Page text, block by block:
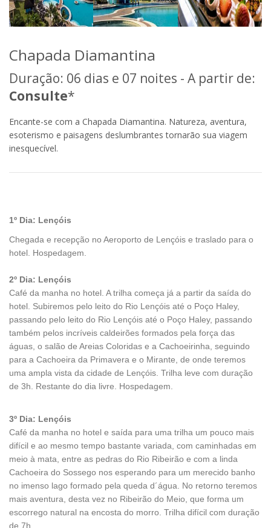
Chapada Diamantina
Duração: 06 dias e 07 noites - A partir de:
Consulte*
Encante-se com a Chapada Diamantina. Natureza, aventura,
esoterismo e paisagens deslumbrantes tornarão sua viagem
inesquecível.
1º Dia: Lençóis
Chegada e recepção no Aeroporto de Lençóis e traslado para o
hotel. Hospedagem.
2º Dia: Lençóis
Café da manha no hotel. A trilha começa já a partir da saída do
hotel. Subiremos pelo leito do Rio Lençóis até o Poço Haley,
passando pelo leito do Rio Lençóis até o Poço Haley, passando
também pelos incríveis caldeirões formados pela força das
águas, o salão de Areias Coloridas e a Cachoeirinha, seguindo
para a Cachoeira da Primavera e o Mirante, de onde teremos
uma ampla vista da cidade de Lençóis. Trilha leve com duração
de 3h. Restante do dia livre. Hospedagem.
3º Dia: Lençóis
Café da manha no hotel e saída para uma trilha um pouco mais
difícil e ao mesmo tempo bastante variada, com caminhadas em
meio à mata, entre as pedras do Rio Ribeirão e com a linda
Cachoeira do Sossego nos esperando para um merecido banho
no imenso lago formado pela queda d´água. No retorno teremos
mais aventura, desta vez no Ribeirão do Meio, que forma um
escorrego natural na encosta do morro. Trilha difícil com duração
de 7h.